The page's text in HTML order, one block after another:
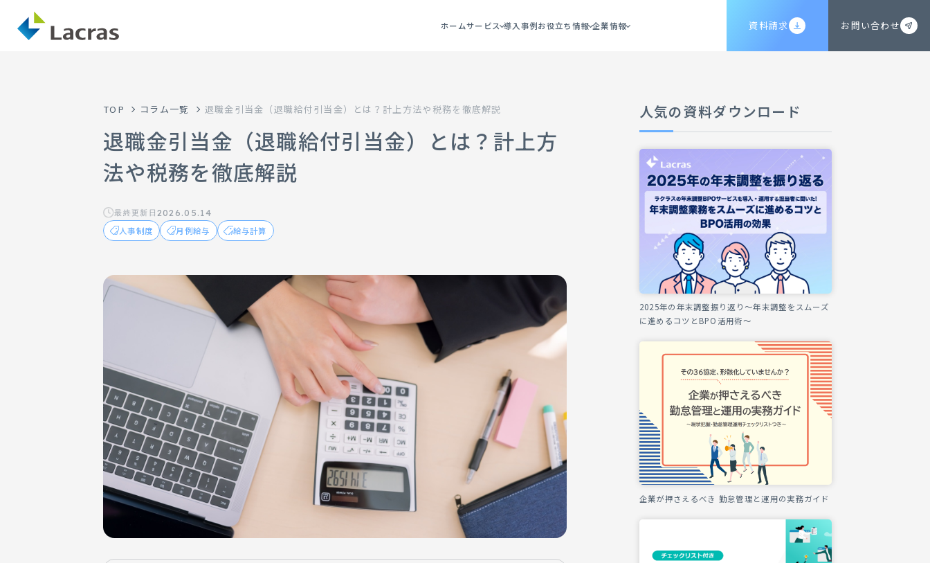
ホームサービス 導入事例お役立ち情報 企業情報 資料請求 お問い合わせ
TOP コラム一覧 退職金引当金（退職給付引当金）とは？計上方法や税務を徹底解説
退職金引当金（退職給付引当金）とは？計上方
法や税務を徹底解説
最終更新日 2026.05.14
人事制度
月例給与 給与計算
人気の資料ダウンロード
2025年の年末調整振り返り～年末調整をスムーズ
に進めるコツとBPO活用術～
企業が押さえるべき 勤怠管理と運用の実務ガイド